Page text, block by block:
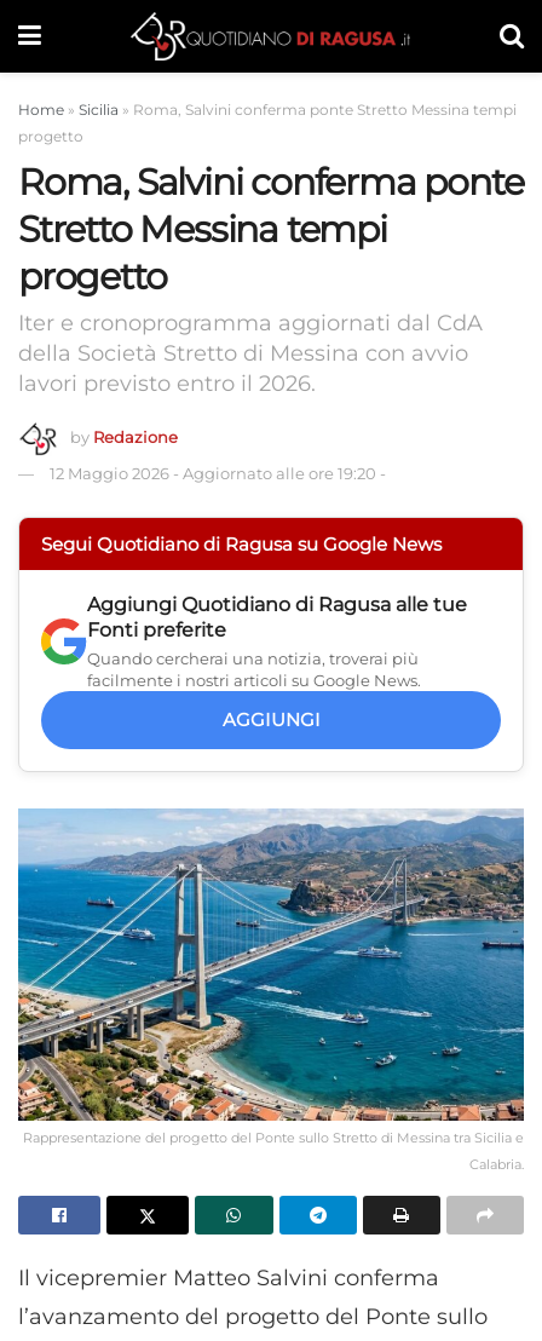
Home » Sicilia » Roma, Salvini conferma ponte Stretto Messina tempi
progetto
Roma, Salvini conferma ponte
Stretto Messina tempi
progetto
Iter e cronoprogramma aggiornati dal CdA
della Società Stretto di Messina con avvio
lavori previsto entro il 2026.
by Redazione
12 Maggio 2026 - Aggiornato alle ore 19:20 -
Segui Quotidiano di Ragusa su Google News
Aggiungi Quotidiano di Ragusa alle tue
Fonti preferite
Quando cercherai una notizia, troverai più
facilmente i nostri articoli su Google News.
AGGIUNGI
Rappresentazione del progetto del Ponte sullo Stretto di Messina tra Sicilia e
Calabria.
Il vicepremier Matteo Salvini conferma
l’avanzamento del progetto del Ponte sullo